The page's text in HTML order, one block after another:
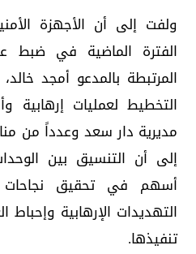
ولفت إلى أن الأجهزة
الفترة الماضية في ضبط
المرتبطة بالمدعو أمجد
التخطيط لعمليات إرهابية
مديرية دار سعد وعدداً من
إلى أن التنسيق بين
أسهم في تحقيق
التهديدات الإرهابية
تنفيذها.